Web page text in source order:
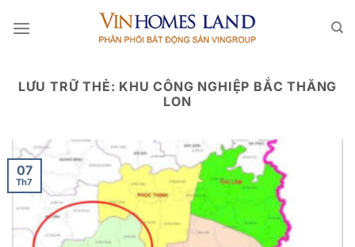
qua
LƯU TRỮ THẺ: KHU CÔNG NGHIỆP BẮC THĂNG
LON
07
Th7